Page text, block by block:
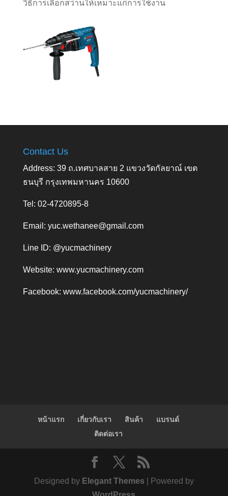
วิธีการเลือกสว่านให้เหมาะแก่การใช้งาน
Contact Us
Address: 39 ถ.เทศบาลสาย 2 แขวงวัดกัลยาณ์ เขต
ธนบุรี กรุงเทพมหานคร 10600
Tel: 02-4720895-8
Email: yuc.wethanee@gmail.com
Line ID: @yucmachinery
Website: www.yucmachinery.com
Facebook: www.facebook.com/yucmachinery/
หน้าแรก เกี่ยวกับเรา สินค้า
แบรนด์
ติดต่อเรา
Designed by Elegant Themes | Powered by